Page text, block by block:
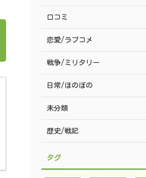
口コミ
恋愛/ラブコメ
戦争/ミリタリー
日常/ほのぼの
未分類
歴史/戦記
タグ